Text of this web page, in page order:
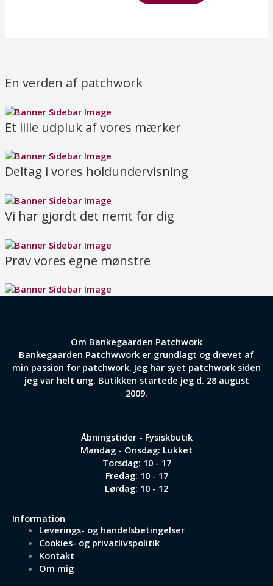
En verden af patchwork
Et lille udpluk af vores mærker
Deltag i vores holdundervisning
Vi har gjordt det nemt for dig
Prøv vores egne mønstre
Om Bankegaarden Patchwork
Bankegaarden Patchwwork er grundlagt og drevet af
min passion for patchwork. Jeg har syet patchwork siden
jeg var helt ung. Butikken startede jeg d. 28 august
2009.
Åbningstider - Fysiskbutik
Mandag - Onsdag: Lukket
Torsdag: 10 - 17
Fredag: 10 - 17
Lørdag: 10 - 12
Information
Leverings- og handelsbetingelser
Cookies- og privatlivspolitik
Kontakt
Om mig